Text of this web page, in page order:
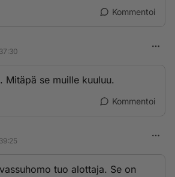
Kommentoi
Mitäpä se muille kuuluu.
Kommentoi
tuo alottaja. Se on